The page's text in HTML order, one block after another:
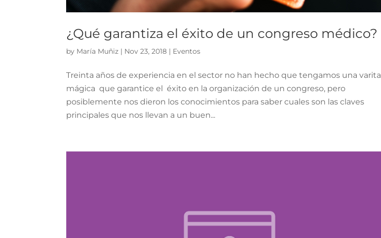
¿Qué garantiza el éxito de un congreso médico?
by María Muñiz | Nov 23, 2018 | Eventos
Treinta años de experiencia en el sector no han hecho que tengamos una varita
mágica que garantice el éxito en la organización de un congreso, pero
posiblemente nos dieron los conocimientos para saber cuales son las claves
principales que nos llevan a un buen...